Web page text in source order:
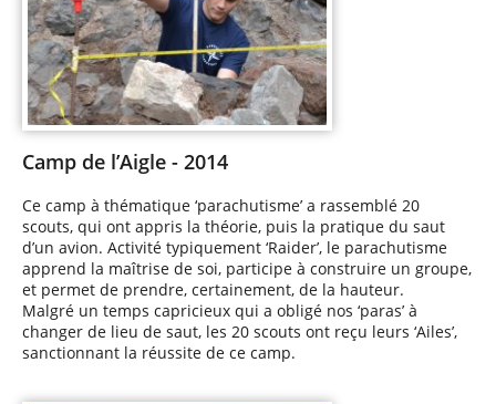
Camp de l’Aigle - 2014
Ce camp à thématique ‘parachutisme’ a rassemblé 20
scouts, qui ont appris la théorie, puis la pratique du saut
d’un avion. Activité typiquement ‘Raider’, le parachutisme
apprend la maîtrise de soi, participe à construire un groupe,
et permet de prendre, certainement, de la hauteur.
Malgré un temps capricieux qui a obligé nos ‘paras’ à
changer de lieu de saut, les 20 scouts ont reçu leurs ‘Ailes’,
sanctionnant la réussite de ce camp.